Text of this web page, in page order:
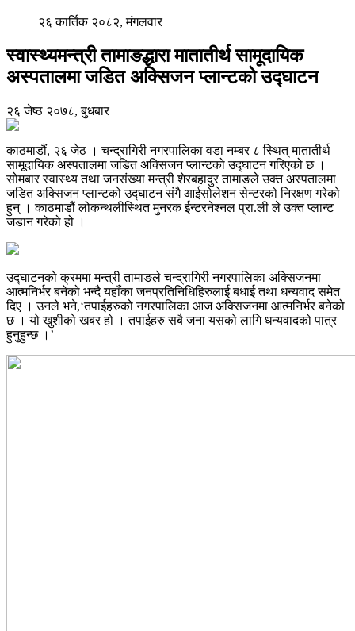
२६ कार्तिक २०८२, मंगलवार
स्वास्थ्यमन्त्री तामाङद्धारा मातातीर्थ सामूदायिक
अस्पतालमा जडित अक्सिजन प्लान्टको उद्घाटन
२६ जेष्ठ २०७८, बुधबार
काठमाडौं, २६ जेठ । चन्द्रागिरी नगरपालिका वडा नम्बर ८ स्थित् मातातीर्थ
सामूदायिक अस्पतालमा जडित अक्सिजन प्लान्टको उद्घाटन गरिएको छ ।
सोमबार स्वास्थ्य तथा जनसंख्या मन्त्री शेरबहादुर तामाङले उक्त अस्पतालमा
जडित अक्सिजन प्लान्टको उद्घाटन संगै आईसोलेशन सेन्टरको निरक्षण गरेको
हुन् । काठमाडौं लोकन्थलीस्थित मुनरक ईन्टरनेश्नल प्रा.ली ले उक्त प्लान्ट
जडान गरेको हो ।
उद्घाटनको क्रममा मन्त्री तामाङले चन्द्रागिरी नगरपालिका अक्सिजनमा
आत्मनिर्भर बनेको भन्दै यहाँका जनप्रतिनिधिहिरुलाई बधाई तथा धन्यवाद समेत
दिए । उनले भने,‘तपाईहरुको नगरपालिका आज अक्सिजनमा आत्मनिर्भर बनेको
छ । यो खुशीको खबर हो । तपाईहरु सबै जना यसको लागि धन्यवादको पात्र
हुनुहुन्छ ।’